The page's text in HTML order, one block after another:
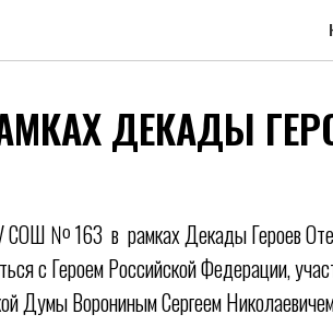
ДЕКАДЫ
№ 163 в рамках Декады Героев
с Героем Российской Федерации,
Думы Ворониным Сергеем